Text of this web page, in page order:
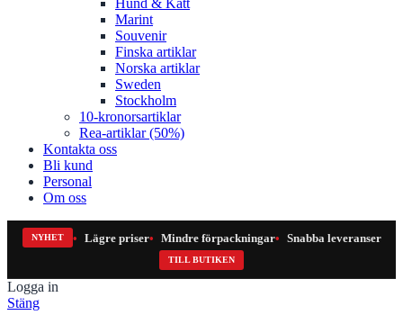
Marint
Souvenir
Finska artiklar
Norska artiklar
Sweden
Stockholm
10-kronorsartiklar
Rea-artiklar (50%)
Kontakta oss
Bli kund
Personal
Om oss
NYHET Lägre priser Mindre förpackningar Snabba leveranser
TILL BUTIKEN
Logga in
Stäng